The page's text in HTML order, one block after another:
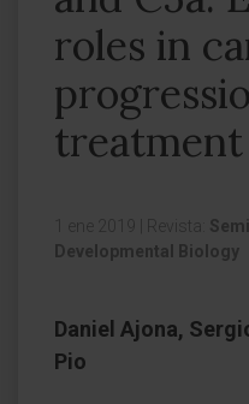
roles in
treatment
1 ene 2019 Revista:
Developmental Biology
Daniel Ajona,
Pio